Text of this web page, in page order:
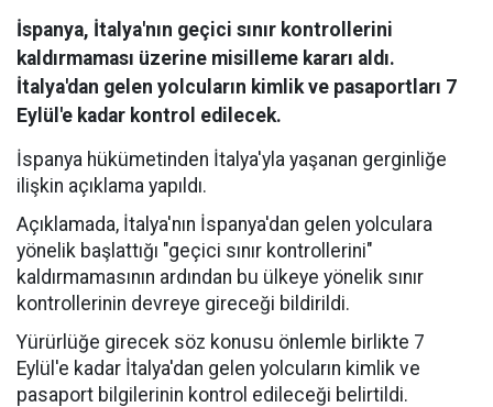
İspanya, İtalya'nın geçici sınır kontrollerini
kaldırmaması üzerine misilleme kararı aldı.
İtalya'dan gelen yolcuların kimlik ve pasaportları 7
Eylül'e kadar kontrol edilecek.
İspanya hükümetinden İtalya'yla yaşanan gerginliğe
ilişkin açıklama yapıldı.
Açıklamada, İtalya'nın İspanya'dan gelen yolculara
yönelik başlattığı "geçici sınır kontrollerini"
kaldırmamasının ardından bu ülkeye yönelik sınır
kontrollerinin devreye gireceği bildirildi.
Yürürlüğe girecek söz konusu önlemle birlikte 7
Eylül'e kadar İtalya'dan gelen yolcuların kimlik ve
pasaport bilgilerinin kontrol edileceği belirtildi.